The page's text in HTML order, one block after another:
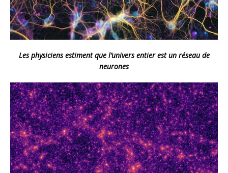
Les physiciens estiment que l’univers entier est un réseau de
neurones